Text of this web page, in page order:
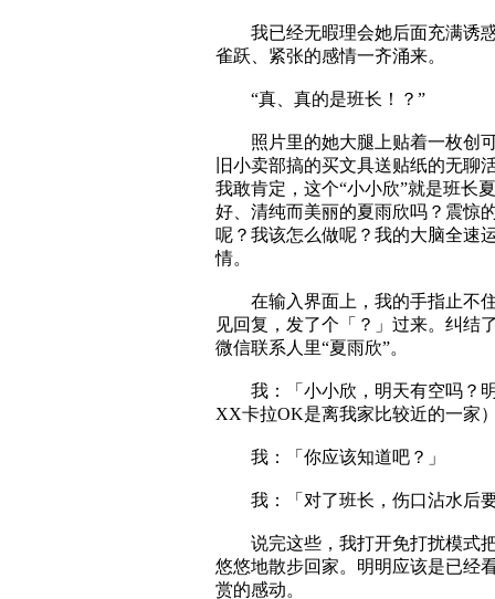
我已经无暇理会她后面充满诱惑
雀跃、紧张的感情一齐涌来。
“真、真的是班长！？”
照片里的她大腿上贴着一枚创可
旧小卖部搞的买文具送贴纸的无
我敢肯定，这个“小小欣”就是班长
好、清纯而美丽的夏雨欣吗？震惊
呢？我该怎么做呢？我的大脑全速
情。
在输入界面上，我的手指止不住
见回复，发了个「？」过来。纠结
微信联系人里“夏雨欣”。
我：「小小欣，明天有空吗？明
XX卡拉OK是离我家比较近的一家
我：「你应该知道吧？」
我：「对了班长，伤口沾水后
说完这些，我打开免打扰模式把
悠悠地散步回家。明明应该是已经
赏的感动。